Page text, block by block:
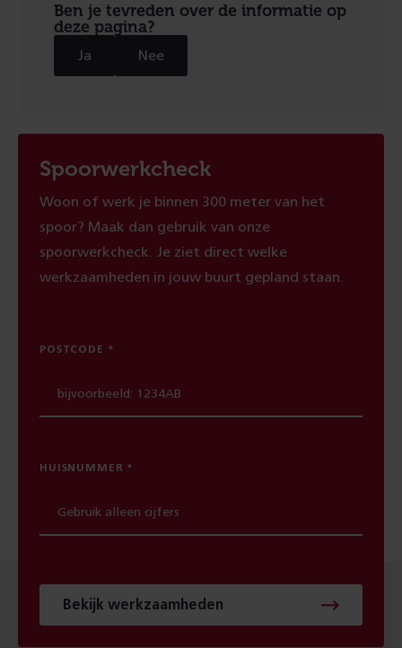
Ben je tevreden over de informatie op
deze pagina?
Ja Nee
Spoorwerkcheck
Woon of werk je binnen 300 meter van het
spoor? Maak dan gebruik van onze
spoorwerkcheck. Je ziet direct welke
werkzaamheden in jouw buurt gepland staan.
POSTCODE
HUISNUMMER
Bekijk werkzaamheden